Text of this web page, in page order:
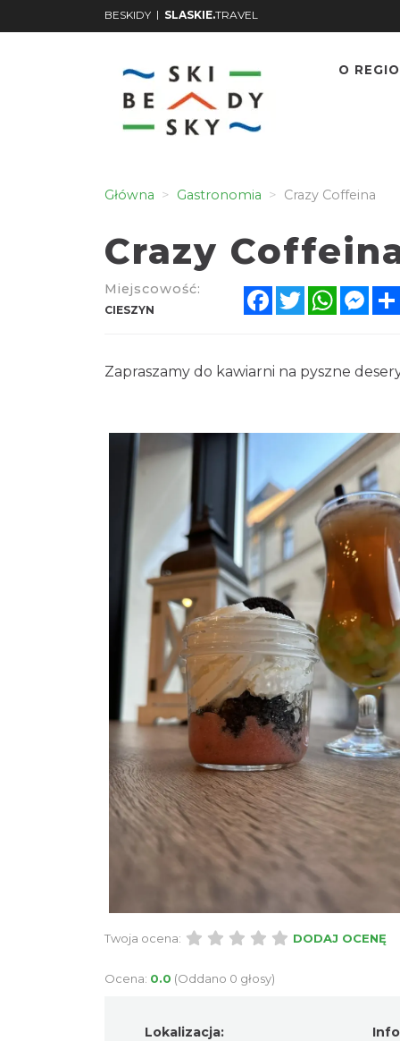
BESKIDY | SLASKIE.TRAVEL
O
Główna Gastronomia Crazy Coffeina
Crazy
Miejscowość:
CIESZYN
FacebookTwitter
Zapraszamy do kawiarni na pyszne
Twoja ocena: DODAJ OCENĘ
Ocena: 0.0 (Oddano 0 głosy)
Lokalizacja: